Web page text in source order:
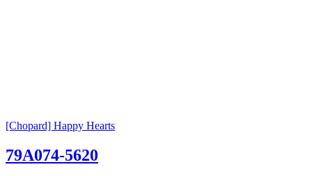
[Chopard] Happy Hearts
79A074-5620